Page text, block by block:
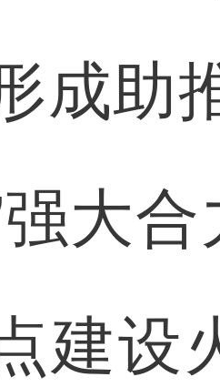
成助
强大
建设